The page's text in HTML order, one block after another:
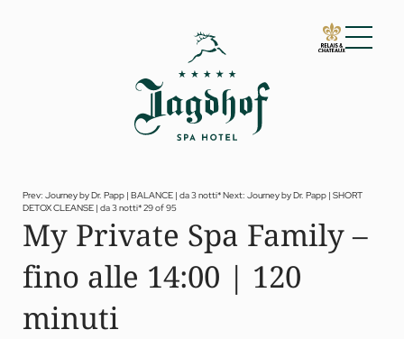
01 Lo Jagdhof
02 Camere e suite
Fitness
Private Spa Suite
Jagdhof Specials by Dr. A. Papp
Day spa
Yoga
Prev: Journey by Dr. Papp | BALANCE | da 3 notti*Next: Journey by Dr. Papp | SHORT
DETOX CLEANSE | da 3 notti*29 of 95
My Private Spa Family –
fino alle 14:00 | 120
minuti